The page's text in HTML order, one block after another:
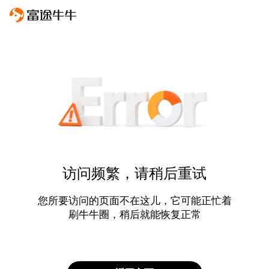
访问频繁，请稍后重试
您所要访问的页面不在这儿，它可能正忙着
刷牛牛圈，稍后就能恢复正常